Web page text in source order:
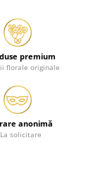
premium
florale originale
anonimă
La solicitare